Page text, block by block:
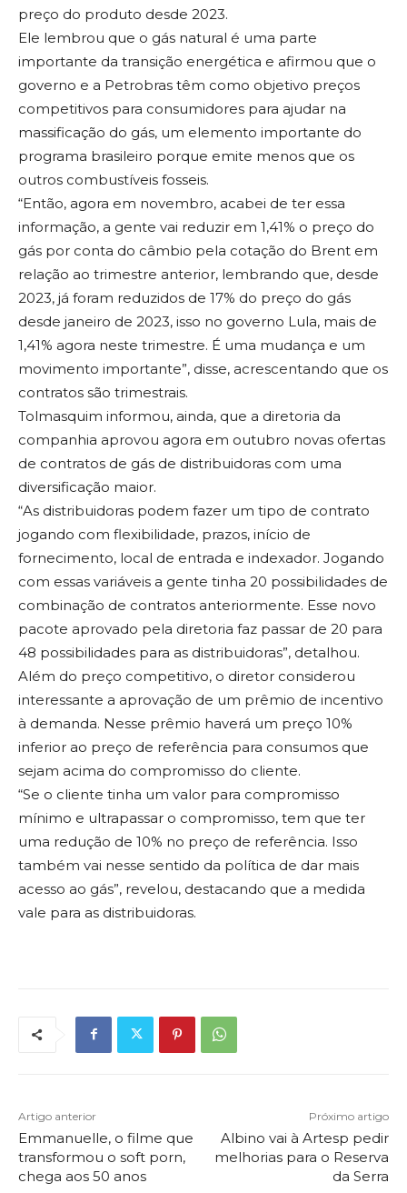
preço do produto desde 2023.
Ele lembrou que o gás natural é uma parte
importante da transição energética e afirmou que o
governo e a Petrobras têm como objetivo preços
competitivos para consumidores para ajudar na
massificação do gás, um elemento importante do
programa brasileiro porque emite menos que os
outros combustíveis fosseis.
“Então, agora em novembro, acabei de ter essa
informação, a gente vai reduzir em 1,41% o preço do
gás por conta do câmbio pela cotação do Brent em
relação ao trimestre anterior, lembrando que, desde
2023, já foram reduzidos de 17% do preço do gás
desde janeiro de 2023, isso no governo Lula, mais de
1,41% agora neste trimestre. É uma mudança e um
movimento importante”, disse, acrescentando que os
contratos são trimestrais.
Tolmasquim informou, ainda, que a diretoria da
companhia aprovou agora em outubro novas ofertas
de contratos de gás de distribuidoras com uma
diversificação maior.
“As distribuidoras podem fazer um tipo de contrato
jogando com flexibilidade, prazos, início de
fornecimento, local de entrada e indexador. Jogando
com essas variáveis a gente tinha 20 possibilidades de
combinação de contratos anteriormente. Esse novo
pacote aprovado pela diretoria faz passar de 20 para
48 possibilidades para as distribuidoras”, detalhou.
Além do preço competitivo, o diretor considerou
interessante a aprovação de um prêmio de incentivo
à demanda. Nesse prêmio haverá um preço 10%
inferior ao preço de referência para consumos que
sejam acima do compromisso do cliente.
“Se o cliente tinha um valor para compromisso
mínimo e ultrapassar o compromisso, tem que ter
uma redução de 10% no preço de referência. Isso
também vai nesse sentido da política de dar mais
acesso ao gás”, revelou, destacando que a medida
vale para as distribuidoras.
Artigo anterior
Emmanuelle, o filme que
transformou o soft porn,
chega aos 50 anos
Próximo artigo
Albino vai à Artesp pedir
melhorias para o Reserva
da Serra